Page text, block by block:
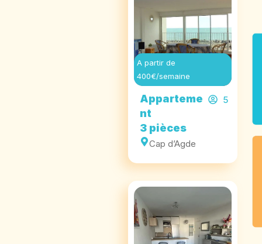
A partir de
400€/semaine
Apparteme
nt
3 pièces
Cap d’Agde
5